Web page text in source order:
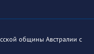
общины Австралии с